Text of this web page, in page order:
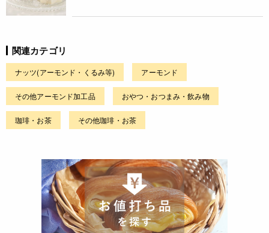
関連カテゴリ
ナッツ(アーモンド・くるみ等) アーモンド
その他アーモンド加工品 おやつ・おつまみ・飲み物
珈琲・お茶 その他珈琲・お茶